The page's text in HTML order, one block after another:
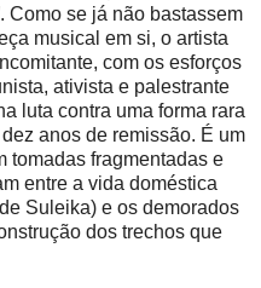
. Como se já não bastassem
musical em si, o artista
com os esforços
ativista e palestrante
luta contra uma forma rara
anos de remissão. É um
tomadas fragmentadas e
entre a vida doméstica
Suleika) e os demorados
dos trechos que